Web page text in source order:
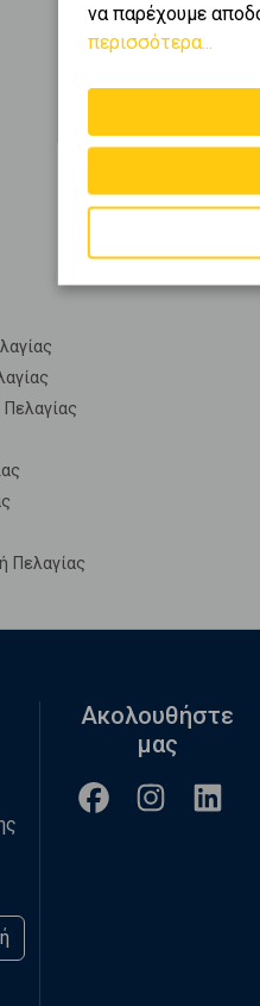
Πελαγίας
να παρέχουμε
περισσότερα...
Ακολουθήστε
μας